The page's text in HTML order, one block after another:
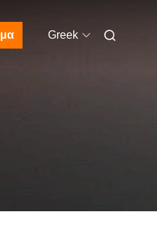
Greek